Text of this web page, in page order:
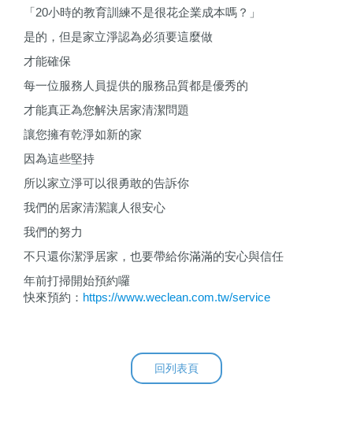
「20小時的教育訓練不是很花企業成本嗎？」
是的，但是家立淨認為必須要這麼做
才能確保
每一位服務人員提供的服務品質都是優秀的
才能真正為您解決居家清潔問題
讓您擁有乾淨如新的家
因為這些堅持
所以家立淨可以很勇敢的告訴你
我們的居家清潔讓人很安心
我們的努力
不只還你潔淨居家，也要帶給你滿滿的安心與信任
年前打掃開始預約囉
快來預約： https://www.weclean.com.tw/service
回列表頁